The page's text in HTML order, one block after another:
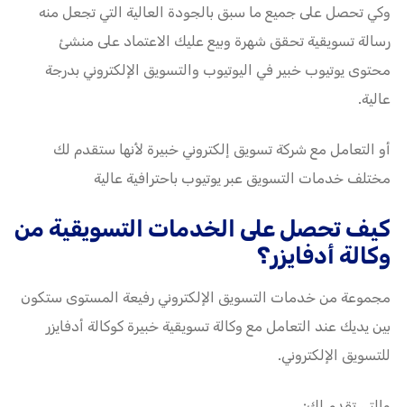
وكي تحصل على جميع ما سبق بالجودة العالية التي تجعل منه
رسالة تسويقية تحقق شهرة وبيع عليك الاعتماد على منشئ
محتوى يوتيوب خبير في اليوتيوب والتسويق الإلكتروني بدرجة
عالية.
أو التعامل مع شركة تسويق إلكتروني خبيرة لأنها ستقدم لك
مختلف خدمات التسويق عبر يوتيوب باحترافية عالية
كيف تحصل على الخدمات التسويقية من
وكالة أدفايزر؟
مجموعة من خدمات التسويق الإلكتروني رفيعة المستوى ستكون
بين يديك عند التعامل مع وكالة تسويقية خبيرة كوكالة أدفايزر
للتسويق الإلكتروني.